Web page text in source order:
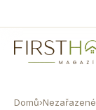
Domů›Nezařazené